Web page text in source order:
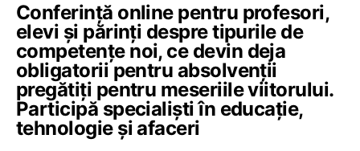
Conferință online pentru profesori,
elevi și părinți despre tipurile de
competențe noi, ce devin deja
obligatorii pentru absolvenții
pregătiți pentru meseriile viitorului.
Participă specialiști în educație,
tehnologie și afaceri